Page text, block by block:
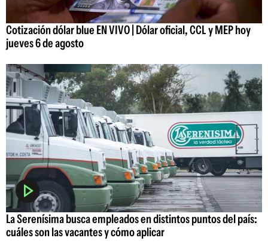
Cotización dólar blue EN VIVO | Dólar oficial, CCL y MEP hoy
jueves 6 de agosto
La Serenísima busca empleados en distintos puntos del país:
cuáles son las vacantes y cómo aplicar